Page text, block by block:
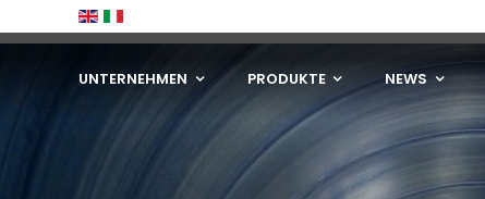
to
UNTERNEHMEN PRODUKTE NEWS